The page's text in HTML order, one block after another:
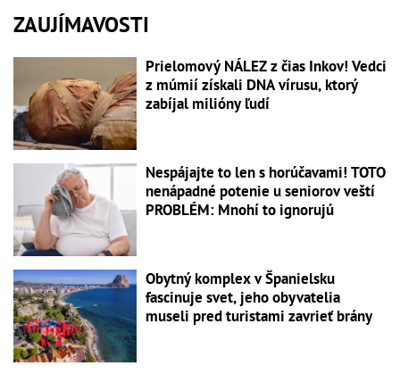
ZAUJÍMAVOSTI
Prielomový NÁLEZ z čias Inkov! Vedci
z múmií získali DNA vírusu, ktorý
zabíjal milióny ľudí
Nespájajte to len s horúčavami! TOTO
nenápadné potenie u seniorov veští
PROBLÉM: Mnohí to ignorujú
Obytný komplex v Španielsku
fascinuje svet, jeho obyvatelia
museli pred turistami zavrieť brány